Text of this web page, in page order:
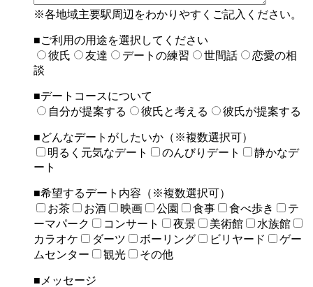
※各地域主要駅周辺をわかりやすくご記入ください。
■ご利用の用途を選択してください
彼氏
友達 デートの練習 世間話
恋愛の相
談
■デートコースについて
自分が提案する
彼氏と考える 彼氏が提案する
■どんなデートがしたいか（※複数選択可）
明るく元気なデート
のんびりデート
静かなデ
ート
■希望するデート内容（※複数選択可）
お茶
お酒 映画 公園 食事 食べ歩き
テ
ーマパーク
コンサート 夜景 美術館
水族館
カラオケ
ダーツ ボーリング ビリヤード
ゲー
ムセンター
観光 その他
■メッセージ